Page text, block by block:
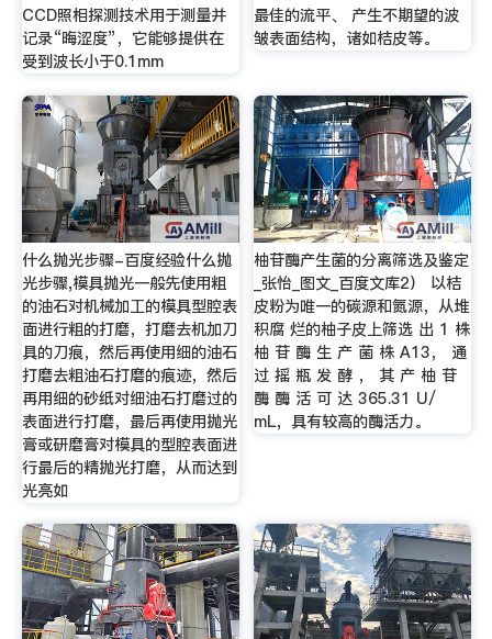
CCD照相探测技术用于测量并
记录“晦涩度”，它能够提供在
受到波长小于0.1mm
最佳的流平、 产生不期望的波
皱表面结构，诸如桔皮等。
什么抛光步骤-百度经验什么抛
光步骤,模具抛光一般先使用粗
的油石对机械加工的模具型腔表
面进行粗的打磨，打磨去机加刀
具的刀痕，然后再使用细的油石
打磨去粗油石打磨的痕迹，然后
再用细的砂纸对细油石打磨过的
表面进行打磨，最后再使用抛光
膏或研磨膏对模具的型腔表面进
行最后的精抛光打磨，从而达到
光亮如
柚苷酶产生菌的分离筛选及鉴定
_张怡_图文_百度文库2） 以桔
皮粉为唯一的碳源和氮源，从堆
积腐 烂的柚子皮上筛选 出 1 株
柚 苷 酶 生 产 菌 株 A13， 通
过 摇 瓶 发 酵 ， 其 产 柚 苷
酶 酶 活 可 达 365.31 U/
mL，具有较高的酶活力。